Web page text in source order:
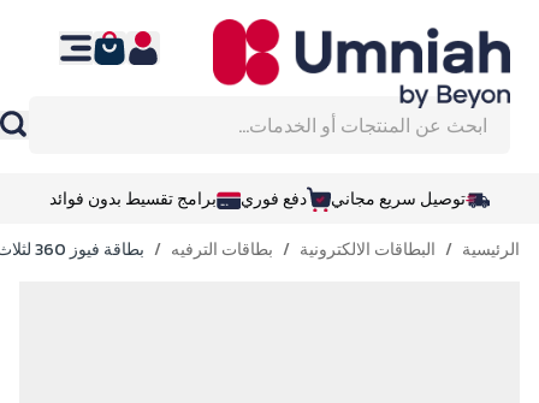
ابحث عن المنتجات أو الخدمات...
توصيل سريع مجاني دفع فوري برامج تقسيط بدون فوائد
الرئيسية / البطاقات الالكترونية / بطاقات الترفيه / بطاقة فيوز 360 لثلاث شهور